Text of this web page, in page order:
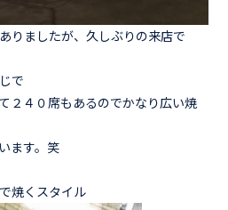
りましたが、久しぶりの来店で
で
２４０席もあるのでかなり広い焼
ます。笑
焼くスタイル